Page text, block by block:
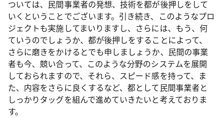
ついては、民間事業者の発想、技術を都が後押しをして
いくということでございます。引き続き、このようなプロ
ジェクトも実施してまいりますし、さらには、もう、何
ていうのでしょうか、都が後押しをすることによって、
さらに磨きをかけるとでも申しましょうか、民間の事業
者も今、競い合って、このような分野のシステムを展開
しておられますので、それら、スピード感を持って、ま
た、内容をさらに良くするなど、都として民間事業者と
しっかりタッグを組んで進めていきたいと考えておりま
す。